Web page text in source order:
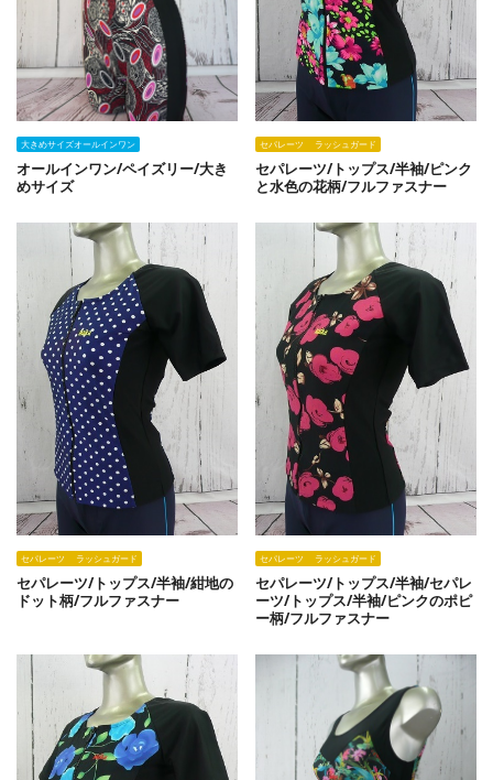
大きめサイズオールインワン
オールインワン/ペイズリー/大き
めサイズ
セパレーツ ラッシュガード
セパレーツ/トップス/半袖/ピンク
と水色の花柄/フルファスナー
セパレーツ ラッシュガード
セパレーツ/トップス/半袖/紺地の
ドット柄/フルファスナー
セパレーツ ラッシュガード
セパレーツ/トップス/半袖/セパレ
ーツ/トップス/半袖/ピンクのポピ
ー柄/フルファスナー